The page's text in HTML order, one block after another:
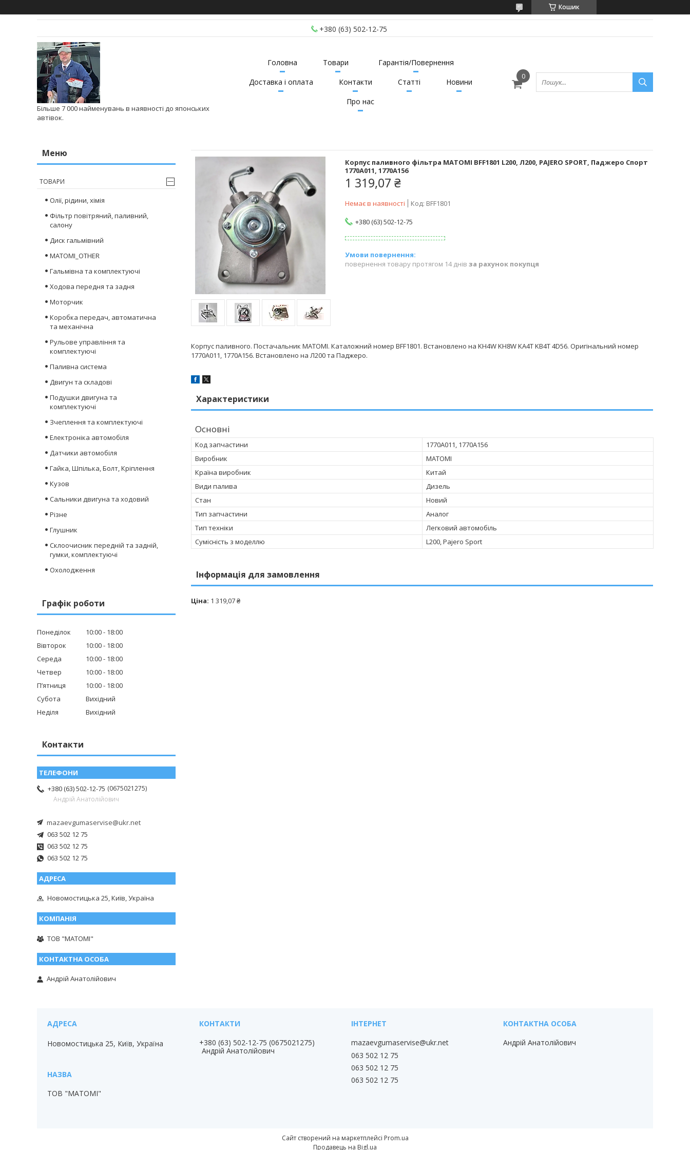
Кошик
+380 (63) 502-12-75
Більше 7 000 найменувань в наявності до японських
автівок.
Головна Товари
Гарантія/Повернення
Доставка і оплата
Контакти Статті
Новини
Про нас
Корпус паливного фільтра MATOMI BFF1801 L200, Л200, PAJERO SPORT, Паджеро Спорт
1770A011, 1770A156
1 319,07 ₴
Немає в наявності Код: BFF1801
+380 (63) 502-12-75
повернення товару протягом 14 днів за рахунок покупця
Корпус паливного. Постачальник MATOMI. Каталожний номер BFF1801. Встановлено на KH4W KH8W KA4T KB4T 4D56. Оригінальний номер
1770A011, 1770A156. Встановлено на Л200 та Паджеро.
Характеристики
Основні
Код запчастини
1770A011, 1770A156
Виробник
MATOMI
Країна виробник
Китай
Види палива
Дизель
Стан
Новий
Тип запчастини
Аналог
Тип техніки
Легковий автомобіль
Сумісність з моделлю
L200, Pajero Sport
Інформація для замовлення
Ціна: 1 319,07 ₴
ТОВАРИ
Олії, рідини, хімія
Фільтр повітряний, паливний,
салону
Диск гальмівний
MATOMI_OTHER
Гальмівна та комплектуючі
Ходова передня та задня
Моторчик
Коробка передач, автоматична
та механічна
Рульове управління та
комплектуючі
Паливна система
Двигун та складові
Подушки двигуна та
комплектуючі
Зчеплення та комплектуючі
Електроніка автомобіля
Датчики автомобіля
Гайка, Шпілька, Болт, Кріплення
Кузов
Сальники двигуна та ходовий
Різне
Глушник
Склоочисник передній та задній,
гумки, комплектуючі
Охолодження
Графік роботи
Понеділок 10:00
18:00
Вівторок
10:00
18:00
Середа
10:00
18:00
Четвер
10:00
18:00
Пʼятниця
10:00
18:00
Субота
Вихідний
Неділя
Вихідний
Контакти
+380 (63) 502-12-75 0675021275
Андрій Анатолійович
mazaevgumaservise@ukr.net
063 502 12 75
063 502 12 75
063 502 12 75
Новомостицька 25, Київ, Україна
ТОВ "МАТОМІ"
Андрій Анатолійович
Новомостицька 25, Київ, Україна
ТОВ "МАТОМІ"
+380 (63) 502-12-75 0675021275
Андрій Анатолійович
mazaevgumaservise@ukr.net
063 502 12 75
063 502 12 75
063 502 12 75
Андрій Анатолійович
Сайт створений на маркетплейсі Prom.ua
Продавець на Bigl.ua